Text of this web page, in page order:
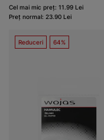
Cel mai mic preț: 11.99 Lei
Preț normal: 23.90 Lei
Reduceri 64%